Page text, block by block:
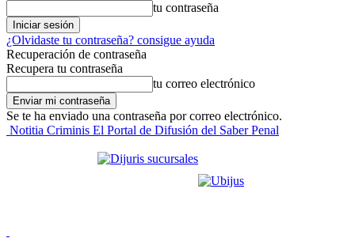
tu contraseña
¿Olvidaste tu contraseña? consigue ayuda
Recuperación de contraseña
Recupera tu contraseña
tu correo electrónico
Se te ha enviado una contraseña por correo electrónico.
Notitia Criminis El Portal de Difusión del Saber Penal